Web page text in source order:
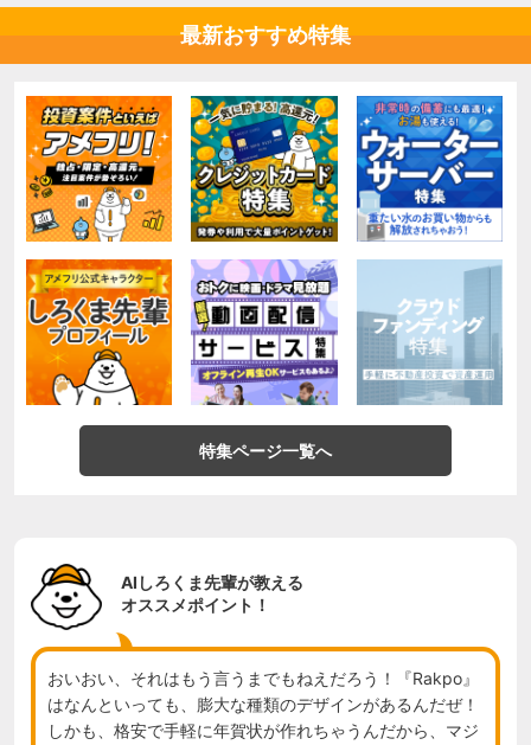
最新おすすめ特集
特集ページ一覧へ
AIしろくま先輩が教える
オススメポイント！
おいおい、それはもう言うまでもねえだろう！『Rakpo』
はなんといっても、膨大な種類のデザインがあるんだぜ！
しかも、格安で手軽に年賀状が作れちゃうんだから、マジ